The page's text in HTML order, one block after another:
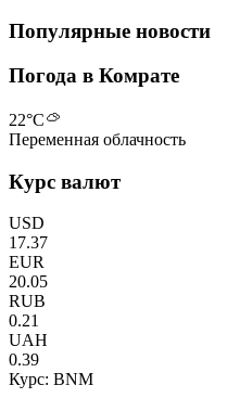
Популярные новости
Погода в Комрате
22°C
Переменная облачность
Курс валют
USD
17.37
EUR
20.05
RUB
0.21
UAH
0.39
Курс: BNM